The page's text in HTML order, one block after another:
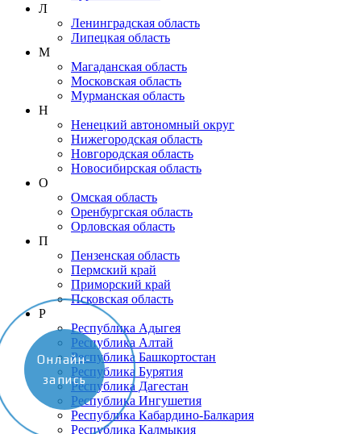
Л
Ленинградская область
Липецкая область
М
Магаданская область
Московская область
Мурманская область
Н
Ненецкий автономный округ
Нижегородская область
Новгородская область
Новосибирская область
О
Омская область
Оренбургская область
Орловская область
П
Пензенская область
Пермский край
Приморский край
Псковская область
Р
Республика Адыгея
Республика Алтай
Республика Башкортостан
Республика Бурятия
Республика Дагестан
Республика Ингушетия
Республика Кабардино-Балкария
Республика Калмыкия
Онлайн-
запись